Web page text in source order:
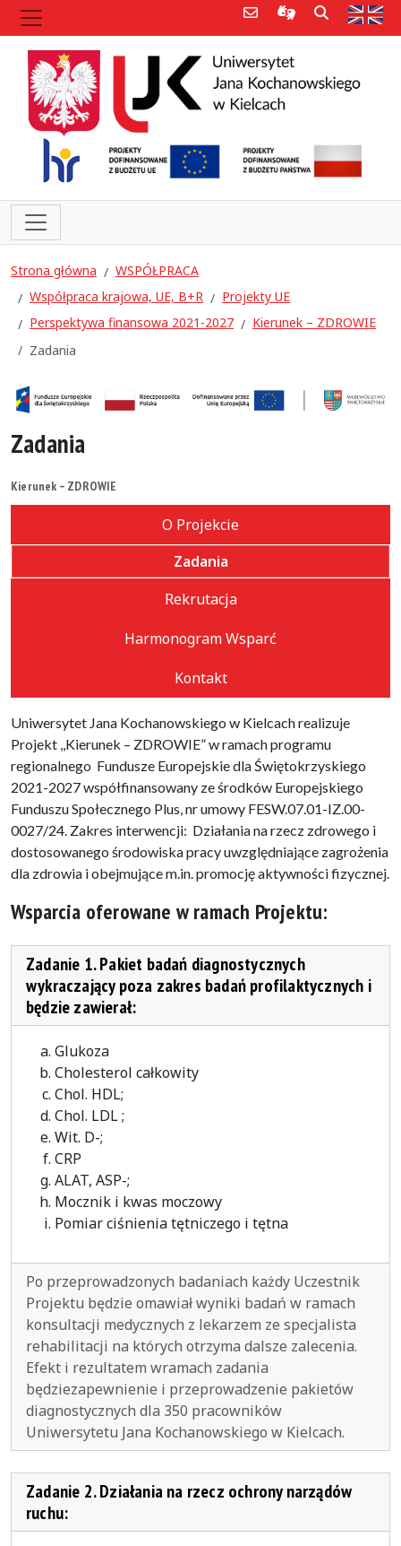
Poczta e-mailInformacje dla
Szukaj
Strona główna
WSPÓŁPRACA
Współpraca krajowa, UE, B+R
Projekty UE
Perspektywa finansowa 2021-2027
Kierunek – ZDROWIE
Zadania
Zadania
Kierunek – ZDROWIE
O Projekcie
Zadania
Rekrutacja
Harmonogram Wsparć
Kontakt
Uniwersytet Jana Kochanowskiego w Kielcach realizuje
Projekt ,,Kierunek – ZDROWIE” w ramach programu
regionalnego Fundusze Europejskie dla Świętokrzyskiego
2021-2027 współfinansowany ze środków Europejskiego
Funduszu Społecznego Plus, nr umowy FESW.07.01-IZ.00-
0027/24. Zakres interwencji: Działania na rzecz zdrowego i
dostosowanego środowiska pracy uwzględniające zagrożenia
dla zdrowia i obejmujące m.in. promocję aktywności fizycznej.
Wsparcia oferowane w ramach Projektu:
Zadanie 1. Pakiet badań diagnostycznych
wykraczający poza zakres badań profilaktycznych i
będzie zawierał:
Glukoza
Cholesterol całkowity
Chol. HDL;
Chol. LDL ;
Wit. D-;
CRP
ALAT, ASP-;
Mocznik i kwas moczowy
Pomiar ciśnienia tętniczego i tętna
Po przeprowadzonych badaniach każdy Uczestnik
Projektu będzie omawiał wyniki badań w ramach
konsultacji medycznych z lekarzem ze specjalista
rehabilitacji na których otrzyma dalsze zalecenia.
Efekt i rezultatem wramach zadania
będziezapewnienie i przeprowadzenie pakietów
diagnostycznych dla 350 pracowników
Uniwersytetu Jana Kochanowskiego w Kielcach.
Zadanie 2. Działania na rzecz ochrony narządów
ruchu: